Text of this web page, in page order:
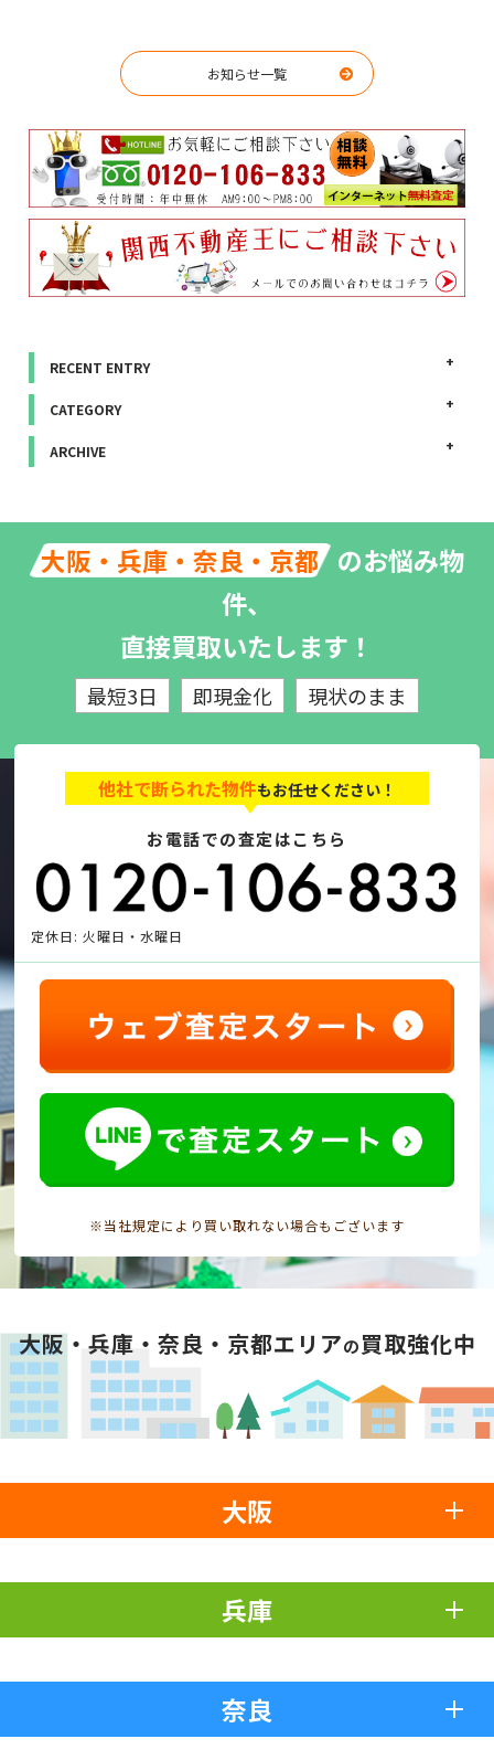
お知らせ一覧
RECENT ENTRY
CATEGORY
ARCHIVE
大阪・兵庫・奈良・京都 のお悩み物
件、
直接買取いたします！
最短3日 即現金化 現状のまま
他社で断られた物件もお任せください！
お電話での査定はこちら
定休日: 火曜日・水曜日
※当社規定により買い取れない場合もございます
大阪・兵庫・奈良・京都エリアの買取強化中
大阪
兵庫
奈良